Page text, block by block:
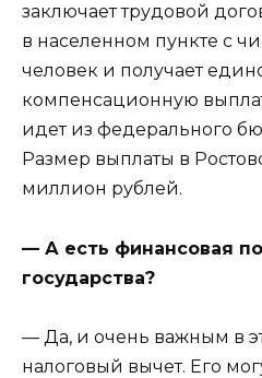
заключает трудовой
в населенном пункте с
человек и получает
компенсационную
идет из федерального
Размер выплаты в
миллион рублей.
— А есть финансовая
государства?
— Да, и очень важным в
налоговый вычет. Его